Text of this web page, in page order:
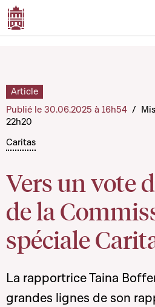
Caritas
Vers un vote
de la
spéciale
Article
Publié le 30.06.2025 à 16h54 /
22h20
La rapportrice Taina
grandes lignes de son